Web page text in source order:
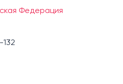
Федерация